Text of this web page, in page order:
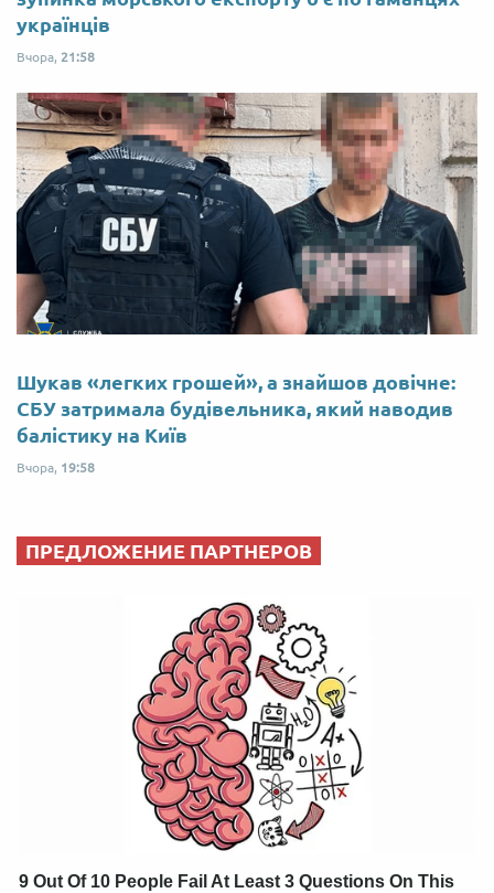
українців
Вчора, 21:58
Шукав «легких грошей», а знайшов довічне:
СБУ затримала будівельника, який наводив
балістику на Київ
Вчора, 19:58
ПРЕДЛОЖЕНИЕ ПАРТНЕРОВ
9 Out Of 10 People Fail At Least 3 Questions On This